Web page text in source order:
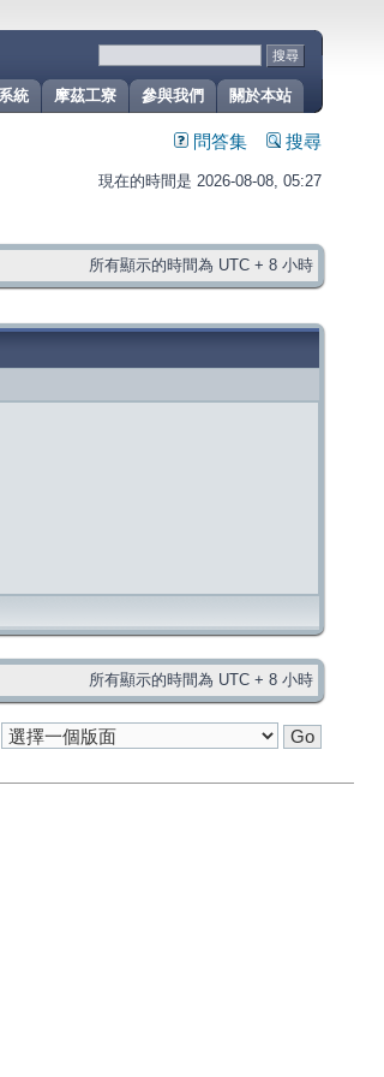
關於本站
參與我們
摩茲工寮
統
問答集 搜尋
現在的時間是 2026-08-08, 05:27
所有顯示的時間為 UTC + 8 小時
所有顯示的時間為 UTC + 8 小時